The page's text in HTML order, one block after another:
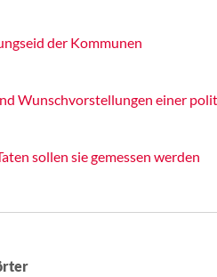
der Kommunen
Wunschvorstellungen einer
sollen sie gemessen werden